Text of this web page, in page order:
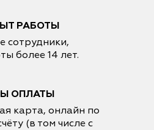
РАБОТЫ
сотрудники,
более 14 лет.
ОПЛАТЫ
карта, онлайн по
(в том числе с